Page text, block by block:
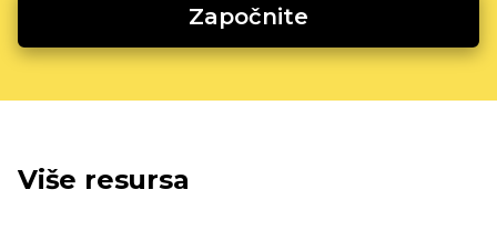
Započnite
Više resursa